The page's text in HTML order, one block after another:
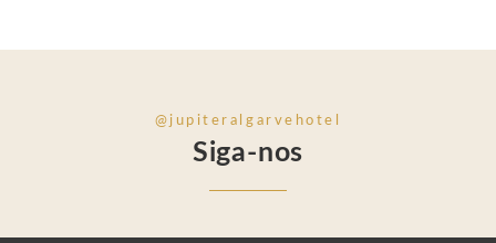
@jupiteralgarvehotel
Siga-nos